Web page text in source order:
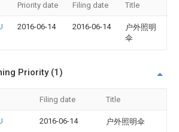
Priority date Filing date Title
2016-06-14 2016-06-14
户外照明
伞
Priority (1)
Filing date Title
2016-06-14 户外照明伞